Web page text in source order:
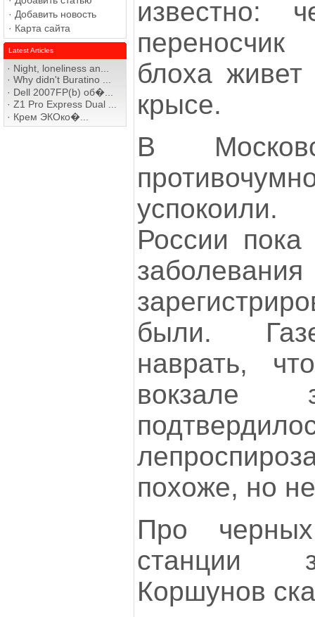
· Добавить новость
· Карта сайта
Latest Articles
· Night, loneliness an...
· Why didn't Buratino ...
· Dell 2007FP(b) об�...
· Z1 Pro Express Dual ...
· Крем ЭКОко�...
известно:
блоха живет
крысе.
В
России
были.
наврать,
вокзале
похоже, но
Про
станции
Коршунов